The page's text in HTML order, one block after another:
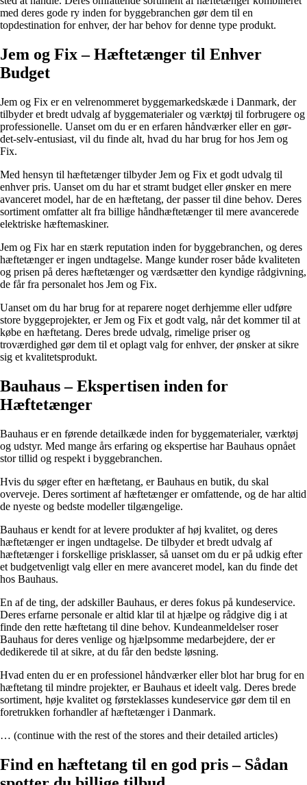
med deres gode ry inden for byggebranchen gør dem til en
topdestination for enhver, der har behov for denne type produkt.
Jem og Fix – Hæftetænger til Enhver
Budget
Jem og Fix er en velrenommeret byggemarkedskæde i Danmark, der
tilbyder et bredt udvalg af byggematerialer og værktøj til forbrugere og
professionelle. Uanset om du er en erfaren håndværker eller en gør-
det-selv-entusiast, vil du finde alt, hvad du har brug for hos Jem og
Fix.
Med hensyn til hæftetænger tilbyder Jem og Fix et godt udvalg til
enhver pris. Uanset om du har et stramt budget eller ønsker en mere
avanceret model, har de en hæftetang, der passer til dine behov. Deres
sortiment omfatter alt fra billige håndhæftetænger til mere avancerede
elektriske hæftemaskiner.
Jem og Fix har en stærk reputation inden for byggebranchen, og deres
hæftetænger er ingen undtagelse. Mange kunder roser både kvaliteten
og prisen på deres hæftetænger og værdsætter den kyndige rådgivning,
de får fra personalet hos Jem og Fix.
Uanset om du har brug for at reparere noget derhjemme eller udføre
store byggeprojekter, er Jem og Fix et godt valg, når det kommer til at
købe en hæftetang. Deres brede udvalg, rimelige priser og
troværdighed gør dem til et oplagt valg for enhver, der ønsker at sikre
sig et kvalitetsprodukt.
Bauhaus – Ekspertisen inden for
Hæftetænger
Bauhaus er en førende detailkæde inden for byggematerialer, værktøj
og udstyr. Med mange års erfaring og ekspertise har Bauhaus opnået
stor tillid og respekt i byggebranchen.
Hvis du søger efter en hæftetang, er Bauhaus en butik, du skal
overveje. Deres sortiment af hæftetænger er omfattende, og de har altid
de nyeste og bedste modeller tilgængelige.
Bauhaus er kendt for at levere produkter af høj kvalitet, og deres
hæftetænger er ingen undtagelse. De tilbyder et bredt udvalg af
hæftetænger i forskellige prisklasser, så uanset om du er på udkig efter
et budgetvenligt valg eller en mere avanceret model, kan du finde det
hos Bauhaus.
En af de ting, der adskiller Bauhaus, er deres fokus på kundeservice.
Deres erfarne personale er altid klar til at hjælpe og rådgive dig i at
finde den rette hæftetang til dine behov. Kundeanmeldelser roser
Bauhaus for deres venlige og hjælpsomme medarbejdere, der er
dedikerede til at sikre, at du får den bedste løsning.
Hvad enten du er en professionel håndværker eller blot har brug for en
hæftetang til mindre projekter, er Bauhaus et ideelt valg. Deres brede
sortiment, høje kvalitet og førsteklasses kundeservice gør dem til en
foretrukken forhandler af hæftetænger i Danmark.
… (continue with the rest of the stores and their detailed articles)
Find en hæftetang til en god pris – Sådan